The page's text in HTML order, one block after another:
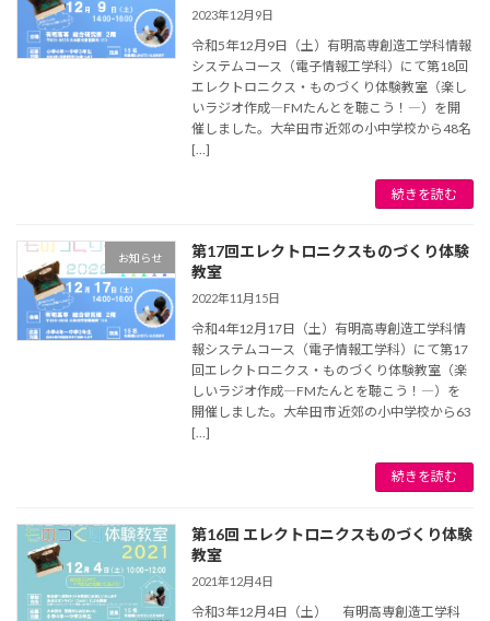
2023年12月9日
令和5年12月9日（土）有明高専創造工学科情報
システムコース（電子情報工学科）にて第18回
エレクトロニクス・ものづくり体験教室（楽し
いラジオ作成―FMたんとを聴こう！―）を開
催しました。大牟田市 近郊の小中学校から48名
[…]
続きを読む
お知らせ
第17回エレクトロニクスものづくり体験
教室
2022年11月15日
令和4年12月17日（土）有明高専創造工学科情
報システムコース（電子情報工学科）にて第17
回エレクトロニクス・ものづくり体験教室（楽
しいラジオ作成―FMたんとを聴こう！―）を
開催しました。大牟田市 近郊の小中学校から63
[…]
続きを読む
第16回 エレクトロニクスものづくり体験
教室
2021年12月4日
令和3年12月4日（土） 有明高専創造工学科